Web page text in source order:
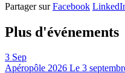
Partager sur Facebook
Plus d'événements
3 Sep
Apéropôle 2026 Le 3